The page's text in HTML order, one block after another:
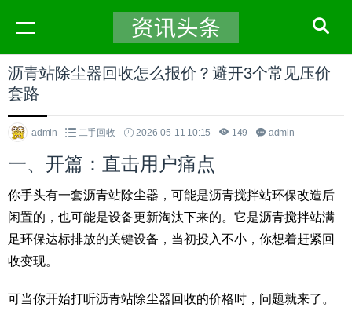
沥青站除尘器回收怎么报价？避开3个常见压价
套路
admin 二手回收 2026-05-11 10:15 149 admin
一、开篇：直击用户痛点
你手头有一套沥青站除尘器，可能是沥青搅拌站环保改造后
闲置的，也可能是设备更新淘汰下来的。它是沥青搅拌站满
足环保达标排放的关键设备，当初投入不小，你想着赶紧回
收变现。
可当你开始打听沥青站除尘器回收的价格时，问题就来了。